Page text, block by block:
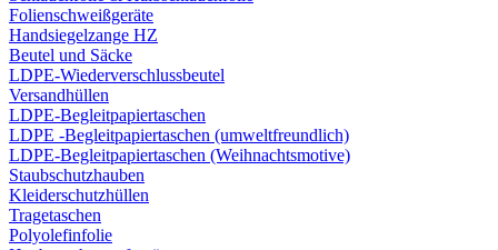
Folienschweißgeräte
Handsiegelzange HZ
Beutel und Säcke
LDPE-Wiederverschlussbeutel
Versandhüllen
LDPE-Begleitpapiertaschen
LDPE -Begleitpapiertaschen (umweltfreundlich)
LDPE-Begleitpapiertaschen (Weihnachtsmotive)
Staubschutzhauben
Kleiderschutzhüllen
Tragetaschen
Polyolefinfolie